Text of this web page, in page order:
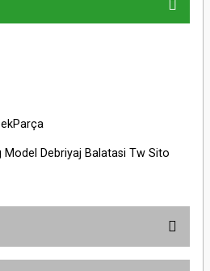
Model Debriyaj Balatasi Tw Sito